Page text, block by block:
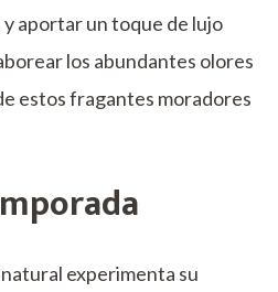
aportar un toque de lujo
los abundantes olores
estos fragantes moradores
experimenta su